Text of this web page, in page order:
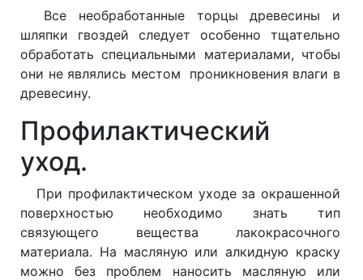
Все необработанные торцы древесины и
шляпки гвоздей следует особенно тщательно
обработать специальными материалами, чтобы
они не являлись местом проникновения влаги в
древесину.
Профилактический
уход.
При профилактическом уходе за окрашенной
поверхностью необходимо знать тип
связующего вещества лакокрасочного
материала. На масляную или алкидную краску
можно без проблем наносить масляную или